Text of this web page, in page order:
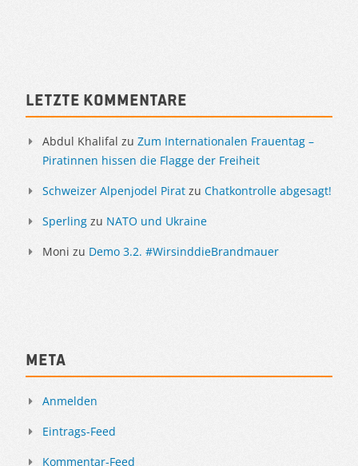
Letzte Kommentare
Abdul Khalifal zu Zum Internationalen Frauentag –
Piratinnen hissen die Flagge der Freiheit
Schweizer Alpenjodel Pirat zu Chatkontrolle abgesagt!
Sperling zu NATO und Ukraine
Moni zu Demo 3.2. #WirsinddieBrandmauer
Meta
Anmelden
Eintrags-Feed
Kommentar-Feed